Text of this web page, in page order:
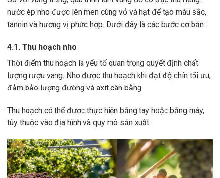
nước ép nho được lên men cùng vỏ và hạt để tạo màu sắc,
tannin và hương vị phức hợp. Dưới đây là các bước cơ bản:
4.1. Thu hoạch nho
Thời điểm thu hoạch là yếu tố quan trọng quyết định chất
lượng rượu vang. Nho được thu hoạch khi đạt độ chín tối ưu,
đảm bảo lượng đường và axit cân bằng.
Thu hoạch có thể được thực hiện bằng tay hoặc bằng máy,
tùy thuộc vào địa hình và quy mô sản xuất.